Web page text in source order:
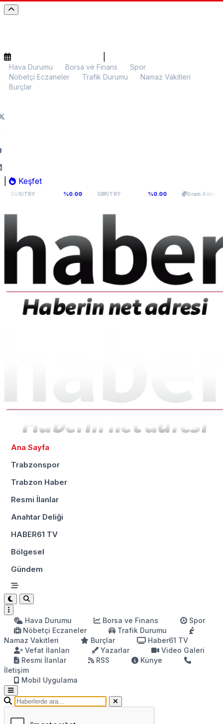
Hava Durumu Borsa ve Finans
Spor
Nöbetçi Eczaneler
Trafik Durumu
Namaz Vakitleri
Burçlar
Keşfet
55,1141 %0.00 GBP/TRY 64,2936 %0.00 Gram Altın 6.107,34
Ana Sayfa
Trabzonspor
Trabzon Haber
Resmi İlanlar
Anahtar Deliği
HABER61 TV
Bölgesel
Gündem
Hava Durumu Borsa ve Finans
Spor
Nöbetçi Eczaneler
Trafik Durumu
Namaz Vakitleri
Burçlar
Haber61 TV
Vefat İlanları
Yazarlar
Video Galeri
Resmi İlanlar
RSS
Künye
İletişim
Mobil Uygulama